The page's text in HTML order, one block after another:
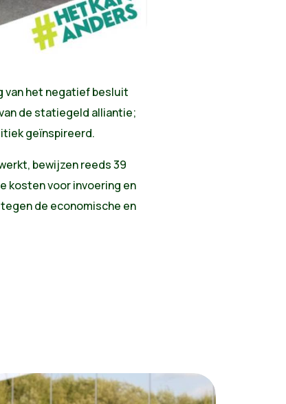
van het negatief besluit
de statiegeld alliantie;
geïnspireerd.
bewijzen reeds 39
kosten voor invoering en
de economische en